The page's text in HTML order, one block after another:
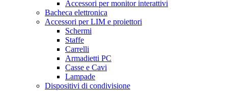
Accessori per monitor interattivi
Bacheca elettronica
Accessori per LIM e proiettori
Schermi
Staffe
Carrelli
Armadietti PC
Casse e Cavi
Lampade
Dispositivi di condivisione